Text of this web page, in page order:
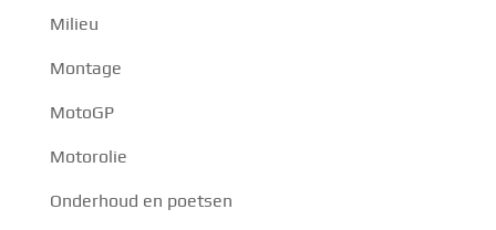
Milieu
Montage
MotoGP
Motorolie
Onderhoud en poetsen